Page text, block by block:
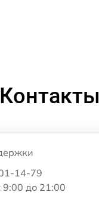
Контакты
14-79
до 21:00